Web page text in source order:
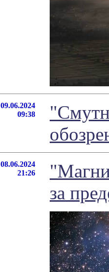
09.06.2024
09:38
08.06.2024
21:26
за